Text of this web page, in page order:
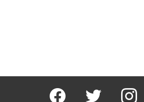
facebook twitter